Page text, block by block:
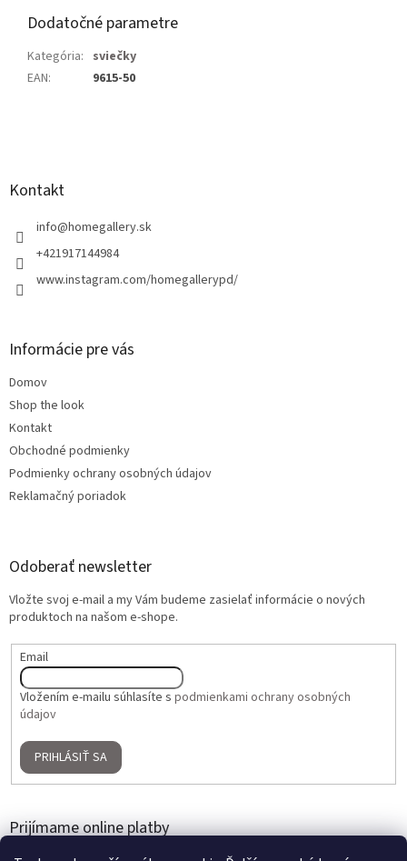
Dodatočné parametre
Kategória: sviečky
EAN: 9615-50
Kontakt
info@homegallery.sk
+421917144984
www.instagram.com/homegallerypd/
Informácie pre vás
Domov
Shop the look
Kontakt
Obchodné podmienky
Podmienky ochrany osobných údajov
Reklamačný poriadok
Odoberať newsletter
Vložte svoj e-mail a my Vám budeme zasielať informácie o nových
produktoch na našom e-shope.
Email
Vložením e-mailu súhlasíte s podmienkami ochrany osobných
údajov
PRIHLÁSIŤ SA
Prijímame online platby